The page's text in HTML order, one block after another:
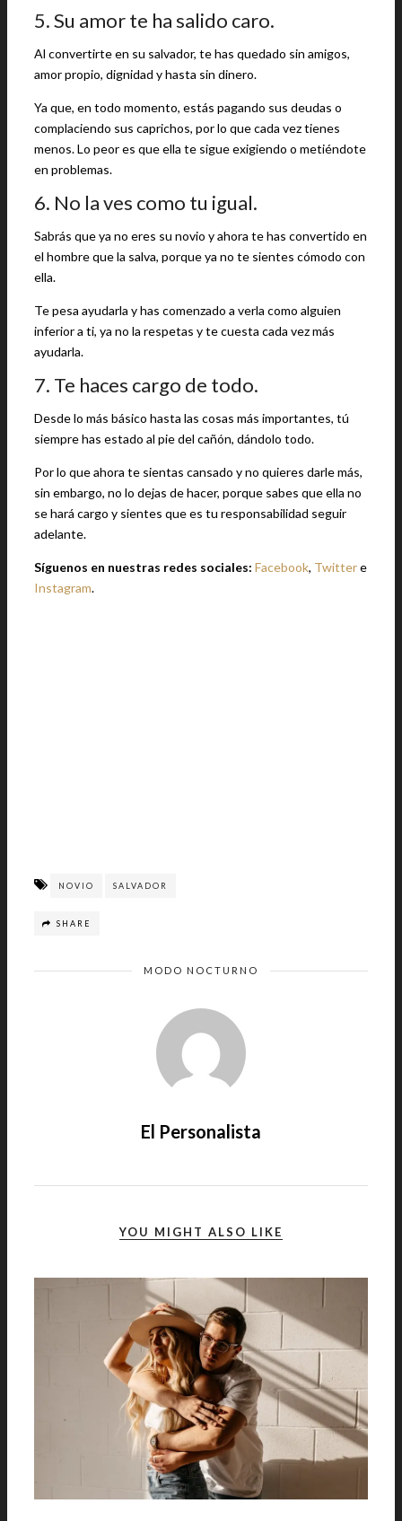
5. Su amor te ha salido caro.
Al convertirte en su salvador, te has quedado sin amigos,
amor propio, dignidad y hasta sin dinero.
Ya que, en todo momento, estás pagando sus deudas o
complaciendo sus caprichos, por lo que cada vez tienes
menos. Lo peor es que ella te sigue exigiendo o metiéndote
en problemas.
6. No la ves como tu igual.
Sabrás que ya no eres su novio y ahora te has convertido en
el hombre que la salva, porque ya no te sientes cómodo con
ella.
Te pesa ayudarla y has comenzado a verla como alguien
inferior a ti, ya no la respetas y te cuesta cada vez más
ayudarla.
7. Te haces cargo de todo.
Desde lo más básico hasta las cosas más importantes, tú
siempre has estado al pie del cañón, dándolo todo.
Por lo que ahora te sientas cansado y no quieres darle más,
sin embargo, no lo dejas de hacer, porque sabes que ella no
se hará cargo y sientes que es tu responsabilidad seguir
adelante.
Síguenos en nuestras redes sociales: Facebook, Twittere
Instagram.
NOVIO SALVADOR
SHARE
MODO NOCTURNO
El Personalista
YOU MIGHT ALSO LIKE